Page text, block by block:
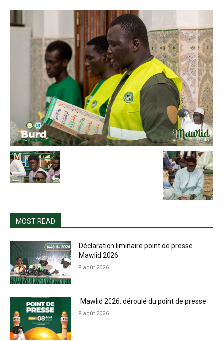
MOST READ
Déclaration liminaire point de presse
Mawlid 2026
8 août 2026
Mawlid 2026: déroulé du point de presse
8 août 2026